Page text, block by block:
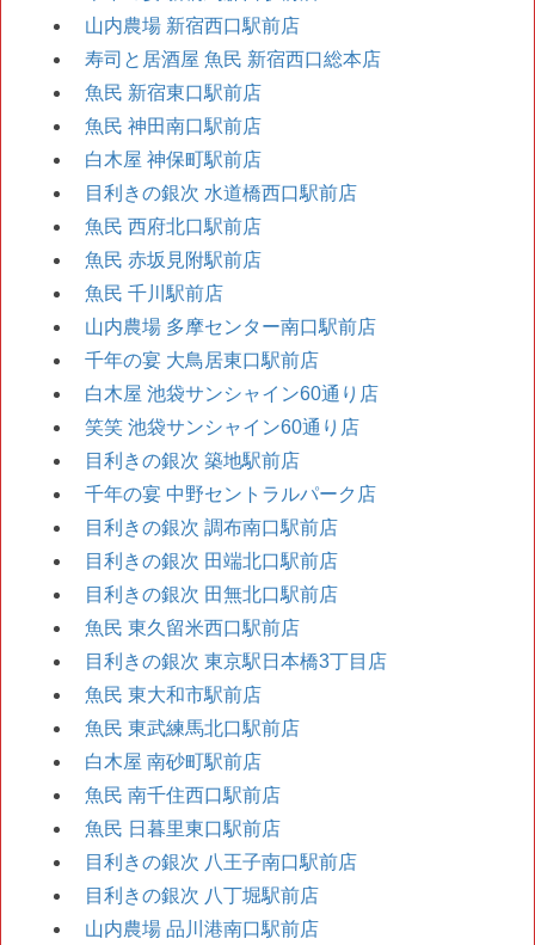
山内農場 新宿西口駅前店
寿司と居酒屋 魚民 新宿西口総本店
魚民 新宿東口駅前店
魚民 神田南口駅前店
白木屋 神保町駅前店
目利きの銀次 水道橋西口駅前店
魚民 西府北口駅前店
魚民 赤坂見附駅前店
魚民 千川駅前店
山内農場 多摩センター南口駅前店
千年の宴 大鳥居東口駅前店
白木屋 池袋サンシャイン60通り店
笑笑 池袋サンシャイン60通り店
目利きの銀次 築地駅前店
千年の宴 中野セントラルパーク店
目利きの銀次 調布南口駅前店
目利きの銀次 田端北口駅前店
目利きの銀次 田無北口駅前店
魚民 東久留米西口駅前店
目利きの銀次 東京駅日本橋3丁目店
魚民 東大和市駅前店
魚民 東武練馬北口駅前店
白木屋 南砂町駅前店
魚民 南千住西口駅前店
魚民 日暮里東口駅前店
目利きの銀次 八王子南口駅前店
目利きの銀次 八丁堀駅前店
山内農場 品川港南口駅前店